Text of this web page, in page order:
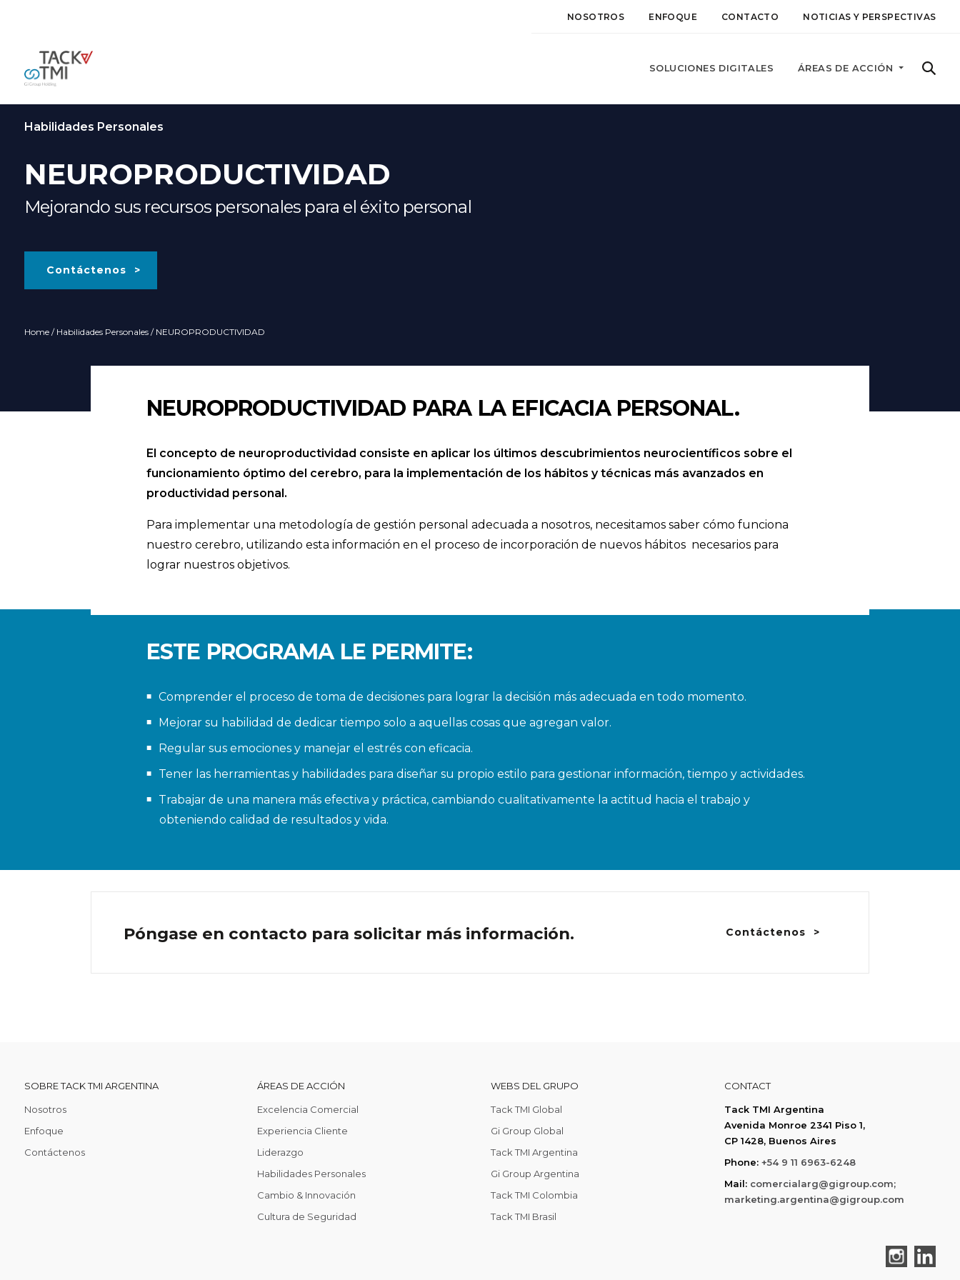
NOSOTROS ENFOQUE CONTACTO NOTICIAS Y PERSPECTIVAS
SOLUCIONES DIGITALES ÁREAS DE ACCIÓN
Habilidades Personales
NEUROPRODUCTIVIDAD
Mejorando sus recursos personales para el éxito personal
Contáctenos
Home/ Habilidades Personales/ NEUROPRODUCTIVIDAD
NEUROPRODUCTIVIDAD PARA LA EFICACIA PERSONAL.
El concepto de neuroproductividad consiste en aplicar los últimos descubrimientos neurocientíficos sobre el
funcionamiento óptimo del cerebro, para la implementación de los hábitos y técnicas más avanzados en
productividad personal.
Para implementar una metodología de gestión personal adecuada a nosotros, necesitamos saber cómo funciona
nuestro cerebro, utilizando esta información en el proceso de incorporación de nuevos hábitos necesarios para
lograr nuestros objetivos.
ESTE PROGRAMA LE PERMITE:
Comprender el proceso de toma de decisiones para lograr la decisión más adecuada en todo momento.
Mejorar su habilidad de dedicar tiempo solo a aquellas cosas que agregan valor.
Regular sus emociones y manejar el estrés con eficacia.
Tener las herramientas y habilidades para diseñar su propio estilo para gestionar información, tiempo y actividades.
Trabajar de una manera más efectiva y práctica, cambiando cualitativamente la actitud hacia el trabajo y
obteniendo calidad de resultados y vida.
Póngase en contacto para solicitar más información. Contáctenos
SOBRE TACK TMI ARGENTINA
Nosotros
Enfoque
Contáctenos
ÁREAS DE ACCIÓN
Excelencia Comercial
Experiencia Cliente
Liderazgo
Habilidades Personales
Cambio & Innovación
Cultura de Seguridad
WEBS DEL GRUPO
Tack TMI Global
Gi Group Global
Tack TMI Argentina
Gi Group Argentina
Tack TMI Colombia
Tack TMI Brasil
CONTACT
Tack TMI Argentina
Avenida Monroe 2341 Piso 1,
CP 1428, Buenos Aires
Phone: +54 9 11 6963-6248
Mail: comercialarg@gigroup.com;
marketing.argentina@gigroup.com